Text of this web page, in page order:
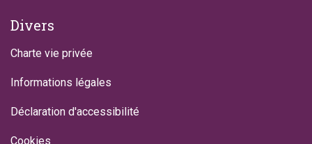
Divers
Charte vie privée
Informations légales
Déclaration d'accessibilité
Cookies